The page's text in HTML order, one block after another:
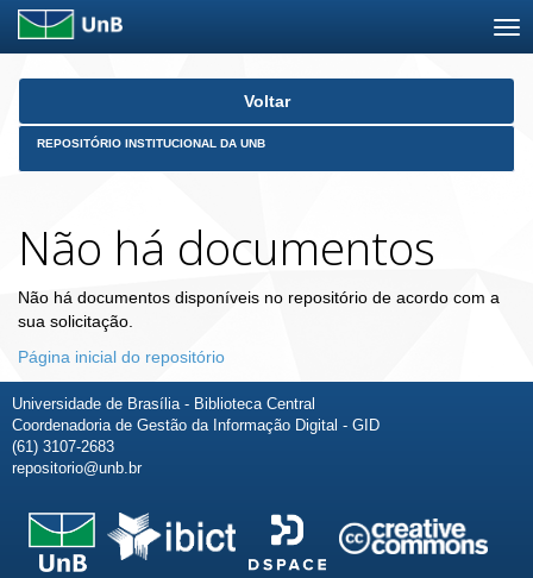
Skip
Voltar
REPOSITÓRIO INSTITUCIONAL DA UNB
Não há documentos
Não há documentos disponíveis no repositório de acordo com a
sua solicitação.
Página inicial do repositório
Universidade de Brasília - Biblioteca Central
Coordenadoria de Gestão da Informação Digital - GID
(61) 3107-2683
repositorio@unb.br